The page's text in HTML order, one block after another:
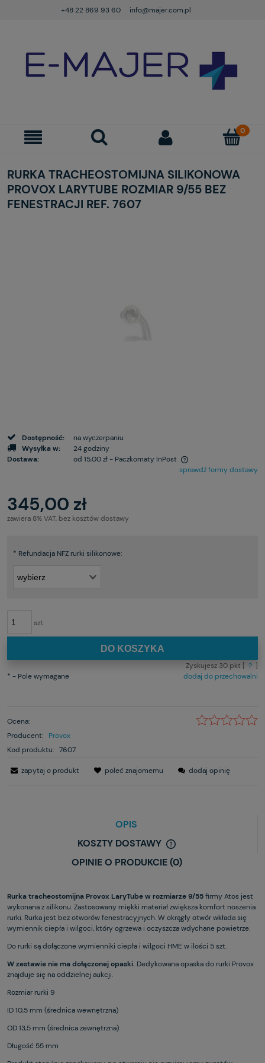
+48 22 869 93 60 info@majer.com.pl
RURKA TRACHEOSTOMIJNA SILIKONOWA
PROVOX LARYTUBE ROZMIAR 9/55 BEZ
FENESTRACJI REF. 7607
Dostępność:
na wyczerpaniu
Wysyłka w:
24 godziny
Dostawa:
od 15,00 zł- Paczkomaty InPost
sprawdź formy dostawy
345,00 zł
zawiera 8% VAT, bez kosztów dostawy
* Refundacja NFZ rurki silikonowe:
szt.
DO KOSZYKA
Zyskujesz 30 pkt [ ? ]
dodaj do przechowalni
* - Pole wymagane
Ocena:
Producent:
Provox
Kod produktu: 7607
zapytaj o produkt poleć znajomemu dodaj opinię
OPIS
KOSZTY DOSTAWY
OPINIE O PRODUKCIE (0)
Rurka tracheostomijna Provox LaryTube w rozmiarze 9/55firmy Atos jest
wykonana z silikonu. Zastosowany miękki materiał zwiększa komfort noszenia
rurki. Rurka jest bez otworów fenestracyjnych. W okrągły otwór wkłada się
wymiennik ciepła i wilgoci, który ogrzewa i oczyszcza wdychane powietrze.
Do rurki są dołączone wymienniki ciepła i wilgoci HME w ilości 5 szt.
W zestawie nie ma dołączonej opaski. Dedykowana opaska do rurki Provox
znajduje się na oddzielnej aukcji.
Rozmiar rurki 9
ID 10,5 mm (średnica wewnętrzna)
OD 13,5 mm (średnica zewnętrzna)
Długość 55 mm